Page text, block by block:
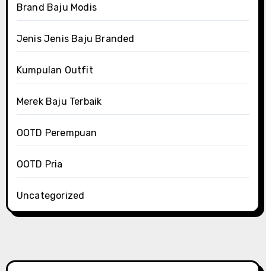
Brand Baju Modis
Jenis Jenis Baju Branded
Kumpulan Outfit
Merek Baju Terbaik
OOTD Perempuan
OOTD Pria
Uncategorized